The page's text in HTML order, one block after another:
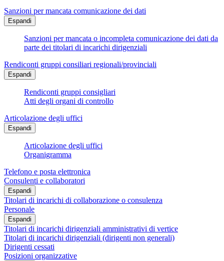
Sanzioni per mancata comunicazione dei dati
Espandi
Sanzioni per mancata o incompleta comunicazione dei dati da
parte dei titolari di incarichi dirigenziali
Rendiconti gruppi consiliari regionali/provinciali
Espandi
Rendiconti gruppi consigliari
Atti degli organi di controllo
Articolazione degli uffici
Espandi
Articolazione degli uffici
Organigramma
Telefono e posta elettronica
Consulenti e collaboratori
Espandi
Titolari di incarichi di collaborazione o consulenza
Personale
Espandi
Titolari di incarichi dirigenziali amministrativi di vertice
Titolari di incarichi dirigenziali (dirigenti non generali)
Dirigenti cessati
Posizioni organizzative